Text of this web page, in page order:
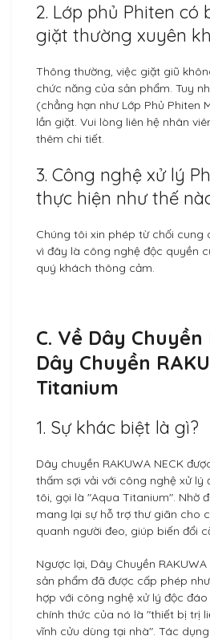
2. Lớp phủ Phiten có
giặt thường xuyên
Thông thường, việc giặt giũ
chức năng của sản phẩm. Tuy
(chẳng hạn như Lớp Phủ Phiten
lần giặt. Vui lòng liên hệ nhân
thêm chi tiết.
3. Công nghệ xử lý
thực hiện như thế
Chúng tôi xin phép từ chối
vì đây là công nghệ độc quyền
quý khách thông cảm.
C. Về Dây Chuyền
Dây Chuyền
Titanium
1. Sự khác biệt là gì?
Dây chuyền RAKUWA NECK
thấm sợi vải với công nghệ xử lý
tôi, gọi là "Aqua Titanium". Nhờ
mang lại sự hỗ trợ thư giãn cho
quanh người đeo, giúp biến đổi
Ngược lại, Dây Chuyền
sản phẩm đã được cấp phép
hợp với công nghệ xử lý độc
chính thức của nó là "thiết bị trị
vĩnh cửu dùng tại nhà". Tác